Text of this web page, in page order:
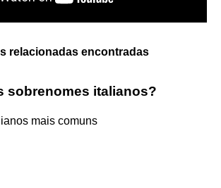
relacionadas encontradas
sobrenomes italianos?
mais comuns